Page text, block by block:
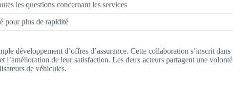
les questions concernant les services
pour plus de rapidité
développement d’offres d’assurance. Cette collaboration s’inscrit dans
l’amélioration de leur satisfaction. Les deux acteurs partagent une volonté
de véhicules.